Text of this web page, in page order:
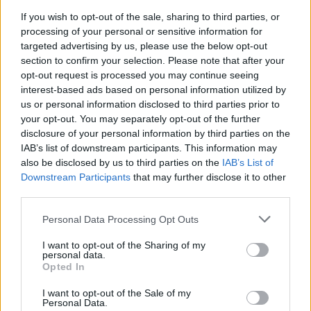
If you wish to opt-out of the sale, sharing to third parties, or
processing of your personal or sensitive information for
targeted advertising by us, please use the below opt-out
section to confirm your selection. Please note that after your
opt-out request is processed you may continue seeing
interest-based ads based on personal information utilized by
us or personal information disclosed to third parties prior to
your opt-out. You may separately opt-out of the further
disclosure of your personal information by third parties on the
IAB’s list of downstream participants. This information may
also be disclosed by us to third parties on the IAB’s List of
Downstream Participants that may further disclose it to other
Please note that this website/app uses one or more Google
not limited to your visit or usage behaviour. You may click to
grant or deny consent to Google and its third-party tags to
use your data for below specified purposes in below Google
consent section.
Personal Data Processing Opt Outs
I want to opt-out of the Sharing of my
personal data.
Opted In
I want to opt-out of the Sale of my
Personal Data.
Υπήρξεαδήλωτη μεταφορά χημικών ουσιών
συνετέλεσαν στην έκρηξη και την πυρκαγιά; Ποια η
εμπλοκή της πολιτικής ηγεσίας και των αρμόδιων
υπηρεσιών στην επιχείρηση ‘μπαζώματος’ και από
ποιους εποπτεύονταν η επιχείρηση αυτή;
Κρατήθηκαν πρακτικά για τον σχεδιασμόκαι την
εκτέλεση της επιχείρησης, διότι επί 3ήμερο
μεταφέρονταν υλικά στη θέση ‘Κουλούρι’ και στα
‘Πηγάδια’ Τεμπών Λάρισας. Τιςεντολές
έλαβαν οι
πολιτική ηγεσία;